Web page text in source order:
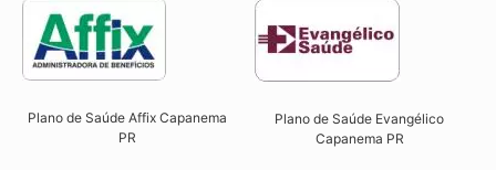
Plano de Saúde Affix Capanema
PR​
Plano de Saúde Evangélico
Capanema PR​